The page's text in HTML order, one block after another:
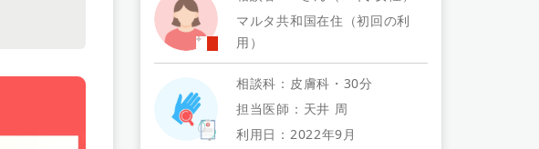
マルタ共和国在住（初回の利
用）
相談科：皮膚科・30分
担当医師：天井 周
利用日：2022年9月